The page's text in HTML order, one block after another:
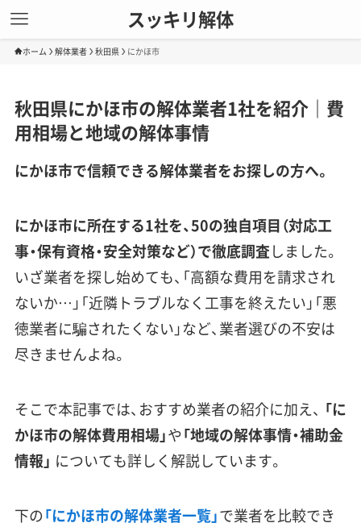
スッキリ解体
ホーム 解体業者 秋田県 にかほ市
秋田県にかほ市の解体業者1社を紹介｜費
用相場と地域の解体事情
にかほ市で信頼できる解体業者をお探しの方へ。
にかほ市に所在する1社を、50の独自項目（対応工
事・保有資格・安全対策など）で徹底調査しました。
いざ業者を探し始めても、「高額な費用を請求され
ないか…」「近隣トラブルなく工事を終えたい」「悪
徳業者に騙されたくない」など、業者選びの不安は
尽きませんよね。
そこで本記事では、おすすめ業者の紹介に加え、 「に
かほ市の解体費用相場」や「地域の解体事情・補助金
情報」 についても詳しく解説しています。
下の「にかほ市の解体業者一覧」で業者を比較でき